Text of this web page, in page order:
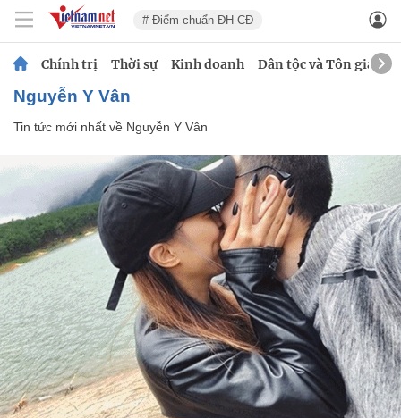
# Điểm chuẩn ĐH-CĐ
Chính trị Thời sự Kinh doanh Dân tộc và Tôn giáo
Nguyễn Y Vân
Tin tức mới nhất về Nguyễn Y Vân